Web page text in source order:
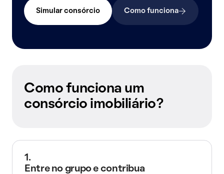
Simular consórcio Como funciona
Como funciona um
consórcio imobiliário?
1.
Entre no grupo e contribua